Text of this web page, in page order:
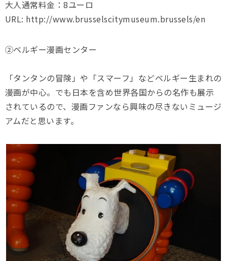
大人通常料金：8ユーロ
URL: http://www.brusselscitymuseum.brussels/en
②ベルギー漫画センター
「タンタンの冒険」や「スマーフ」などベルギー生まれの
漫画が中心。でも日本を含め世界各国からの名作も展示
されているので、漫画ファンなら興味の尽きないミュージ
アムだと思います。